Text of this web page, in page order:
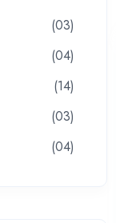
(03)
(04)
(14)
(03)
(04)